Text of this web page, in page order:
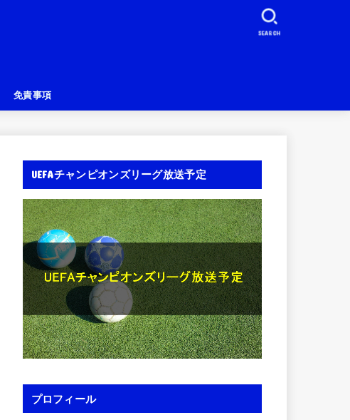
免責事項
SEARCH
UEFAチャンピオンズリーグ放送予定
プロフィール